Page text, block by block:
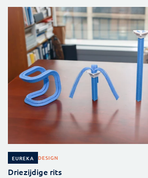
EUREKA DESIGN
Driezijdige rits